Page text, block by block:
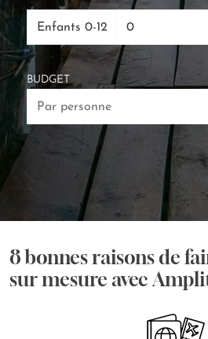
Enfants 0-12
BUDGET
8 bonnes raisons de
sur mesure avec